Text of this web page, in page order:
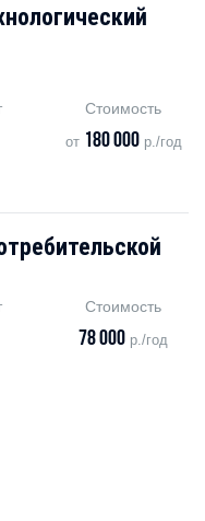
Стоимость
от 180 000р./год
Стоимость
78 000 р./год